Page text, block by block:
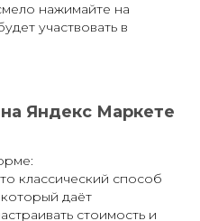
нажимайте на
участвовать в
Яндекс Маркете
классический способ
который даёт
стоимость и